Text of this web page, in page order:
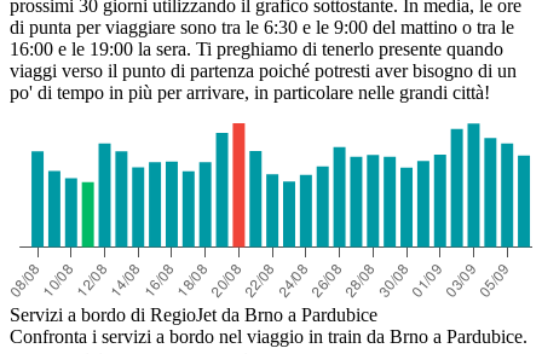
prossimi 30 giorni utilizzando il grafico sottostante. In media, le ore
di punta per viaggiare sono tra le 6:30 e le 9:00 del mattino o tra le
16:00 e le 19:00 la sera. Ti preghiamo di tenerlo presente quando
viaggi verso il punto di partenza poiché potresti aver bisogno di un
po' di tempo in più per arrivare, in particolare nelle grandi città!
Servizi a bordo di RegioJet da Brno a Pardubice
Confronta i servizi a bordo nel viaggio in train da Brno a Pardubice.